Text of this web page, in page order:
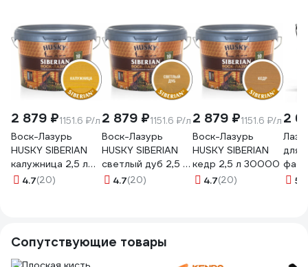
2 879 ₽1151.6 ₽/л
Воск-Лазурь
HUSKY SIBERIAN
калужница 2,5 л
29998
4.7(20)
2 879 ₽1151.6 ₽/л
Воск-Лазурь
HUSKY SIBERIAN
светлый дуб 2,5 л
29999
4.7(20)
2 879 ₽1151.6 ₽/л
Воск-Лазурь
HUSKY SIBERIAN
кедр 2,5 л 30000
4.7(20)
2
для
5
Сопутствующие товары